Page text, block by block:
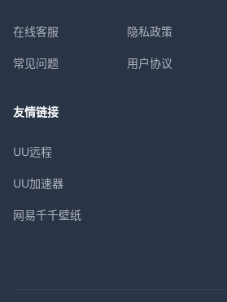
在线客服
常见问题
隐私政策
用户协议
友情链接
UU远程
UU加速器
网易千千壁纸